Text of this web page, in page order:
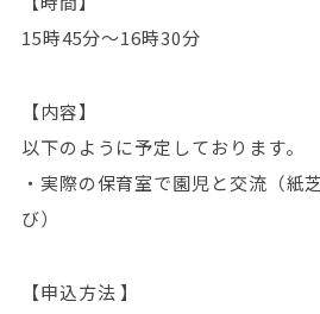
15時45分～16時30分
【内容】
以下のように予定しております。
・実際の保育室で園児と交流（紙
び）
【申込方法 】